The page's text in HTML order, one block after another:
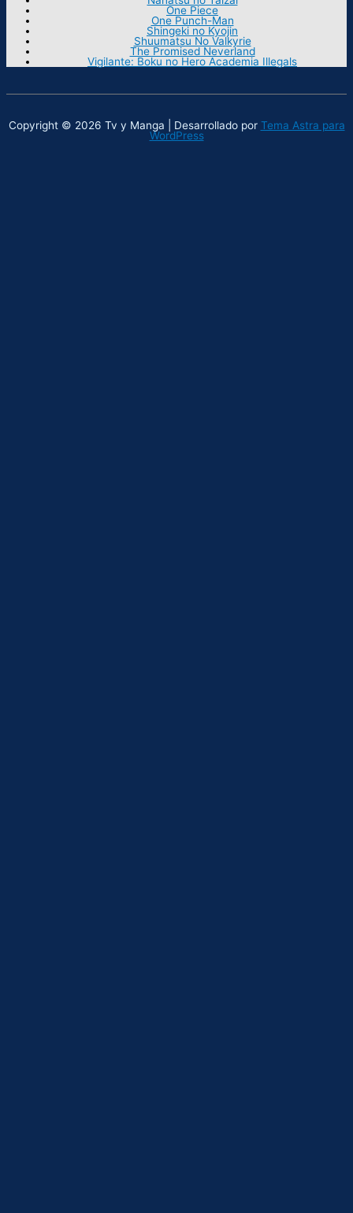
One Piece
One Punch-Man
Shingeki no Kyojin
Shuumatsu No Valkyrie
The Promised Neverland
Vigilante: Boku no Hero Academia Illegals
Copyright © 2026 Tv y Manga | Desarrollado por Tema Astra para
WordPress